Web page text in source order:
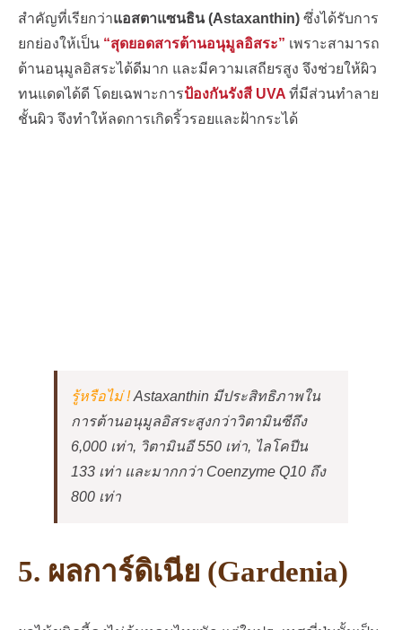
สำคัญที่เรียกว่าแอสตาแซนธิน (Astaxanthin)ซึ่งได้รับการ
ยกย่องให้เป็น “สุดยอดสารต้านอนุมูลอิสระ” เพราะสามารถ
ต้านอนุมูลอิสระได้ดีมาก และมีความเสถียรสูง จึงช่วยให้ผิว
ทนแดดได้ดี โดยเฉพาะการป้องกันรังสี UVA ที่มีส่วนทำลาย
ชั้นผิว จึงทำให้ลดการเกิดริ้วรอยและฝ้ากระได้
รู้หรือไม่ !Astaxanthin มีประสิทธิภาพใน
การต้านอนุมูลอิสระสูงกว่าวิตามินซีถึง
6,000 เท่า, วิตามินอี 550 เท่า, ไลโคปีน
133 เท่า และมากกว่า Coenzyme Q10 ถึง
800 เท่า
5. ผลการ์ดิเนีย (Gardenia)